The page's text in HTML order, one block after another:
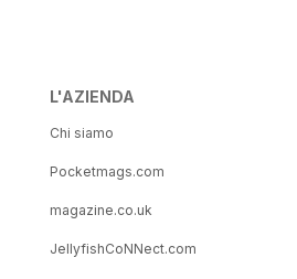
L'AZIENDA
Chi siamo
Pocketmags.com
magazine.co.uk
JellyfishCoNNect.com